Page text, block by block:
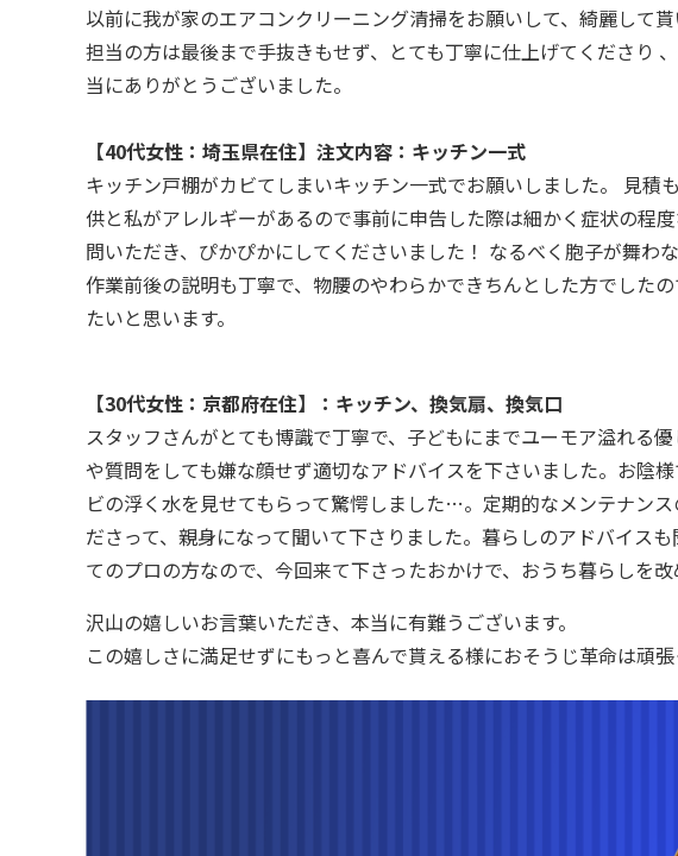
以前に我が家のエアコンクリーニング清掃をお願いして、綺麗して
担当の方は最後まで手抜きもせず、とても丁寧に仕上げてくださり
当にありがとうございました。
【40代女性：埼玉県在住】注文内容：キッチン一式
キッチン戸棚がカビてしまいキッチン一式でお願いしました。 見
供と私がアレルギーがあるので事前に申告した際は細かく症状の程
問いただき、ぴかぴかにしてくださいました！ なるべく胞子が舞
作業前後の説明も丁寧で、物腰のやわらかできちんとした方でした
たいと思います。
【30代女性：京都府在住】：キッチン、換気扇、換気口
スタッフさんがとても博識で丁寧で、子どもにまでユーモア溢れる
や質問をしても嫌な顔せず適切なアドバイスを下さいました。お陰
ビの浮く水を見せてもらって驚愕しました…。定期的なメンテナン
ださって、親身になって聞いて下さりました。暮らしのアドバイス
てのプロの方なので、今回来て下さったおかけで、おうち暮らし
沢山の嬉しいお言葉いただき、本当に有難うございます。
この嬉しさに満足せずにもっと喜んで貰える様におそうじ革命は頑張